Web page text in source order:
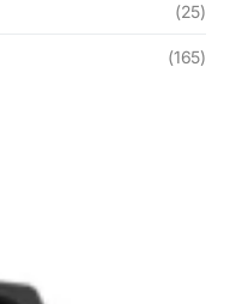
(25)
(165)